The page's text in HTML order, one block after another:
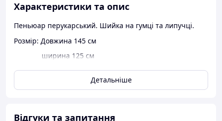
Характеристики та опис
Пеньюар перукарський. Шийка на гумці та липучці.
Розмір: Довжина 145 см
ширина 125 см
Детальніше
Відгуки та запитання